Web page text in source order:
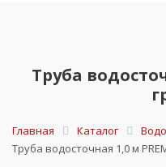
Труба
Главная Каталог
Труба водосточная 1,0 м